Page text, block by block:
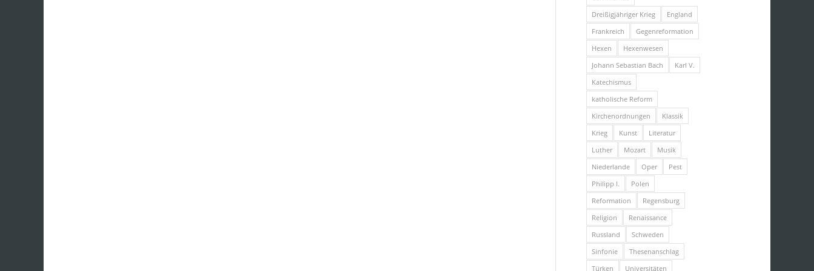
Dreißigjähriger Krieg
England
Frankreich
Gegenreformation
Hexen
Hexenwesen
Johann Sebastian Bach
Karl V.
Katechismus
katholische Reform
Kirchenordnungen
Klassik
Krieg
Kunst
Literatur
Luther
Mozart
Musik
Niederlande
Oper
Pest
Philipp I.
Polen
Reformation
Regensburg
Religion
Renaissance
Russland
Schweden
Sinfonie
Thesenanschlag
Türken
Universitäten